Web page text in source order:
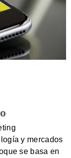
y mercados
se basa en